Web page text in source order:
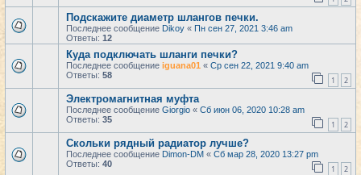
Подскажите диаметр шлангов печки.
Последнее сообщение Dikoy « Пн сен 27, 2021 3:46 am
Ответы: 12
Куда подключать шланги печки?
Последнее сообщение iguana01 « Ср сен 22, 2021 9:40 am
Ответы: 58 1 2
Электромагнитная муфта
Последнее сообщение Giorgio « Сб июн 06, 2020 10:28 am
Ответы: 35 1 2
Скольки рядный радиатор лучше?
Последнее сообщение Dimon-DM « Сб мар 28, 2020 13:27 pm
Ответы: 40 1 2